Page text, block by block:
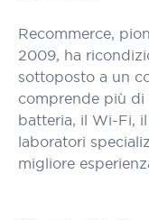
Recommerce,
2009, ha
sottoposto a un
comprende più
batteria, il Wi-Fi,
laboratori
migliore